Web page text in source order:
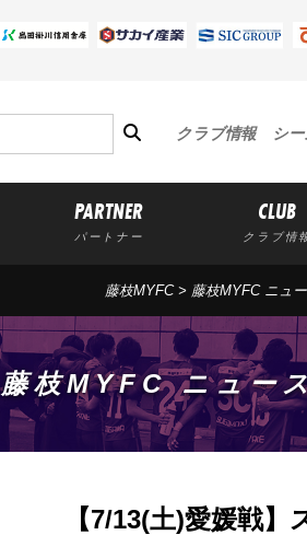
クラブ情報 シ
PARTNER
パートナー
CLUB
クラブ情
藤枝MYFC> 藤枝MYFC ニュ
藤枝MYFC ニュー
【7/13(土)愛媛戦